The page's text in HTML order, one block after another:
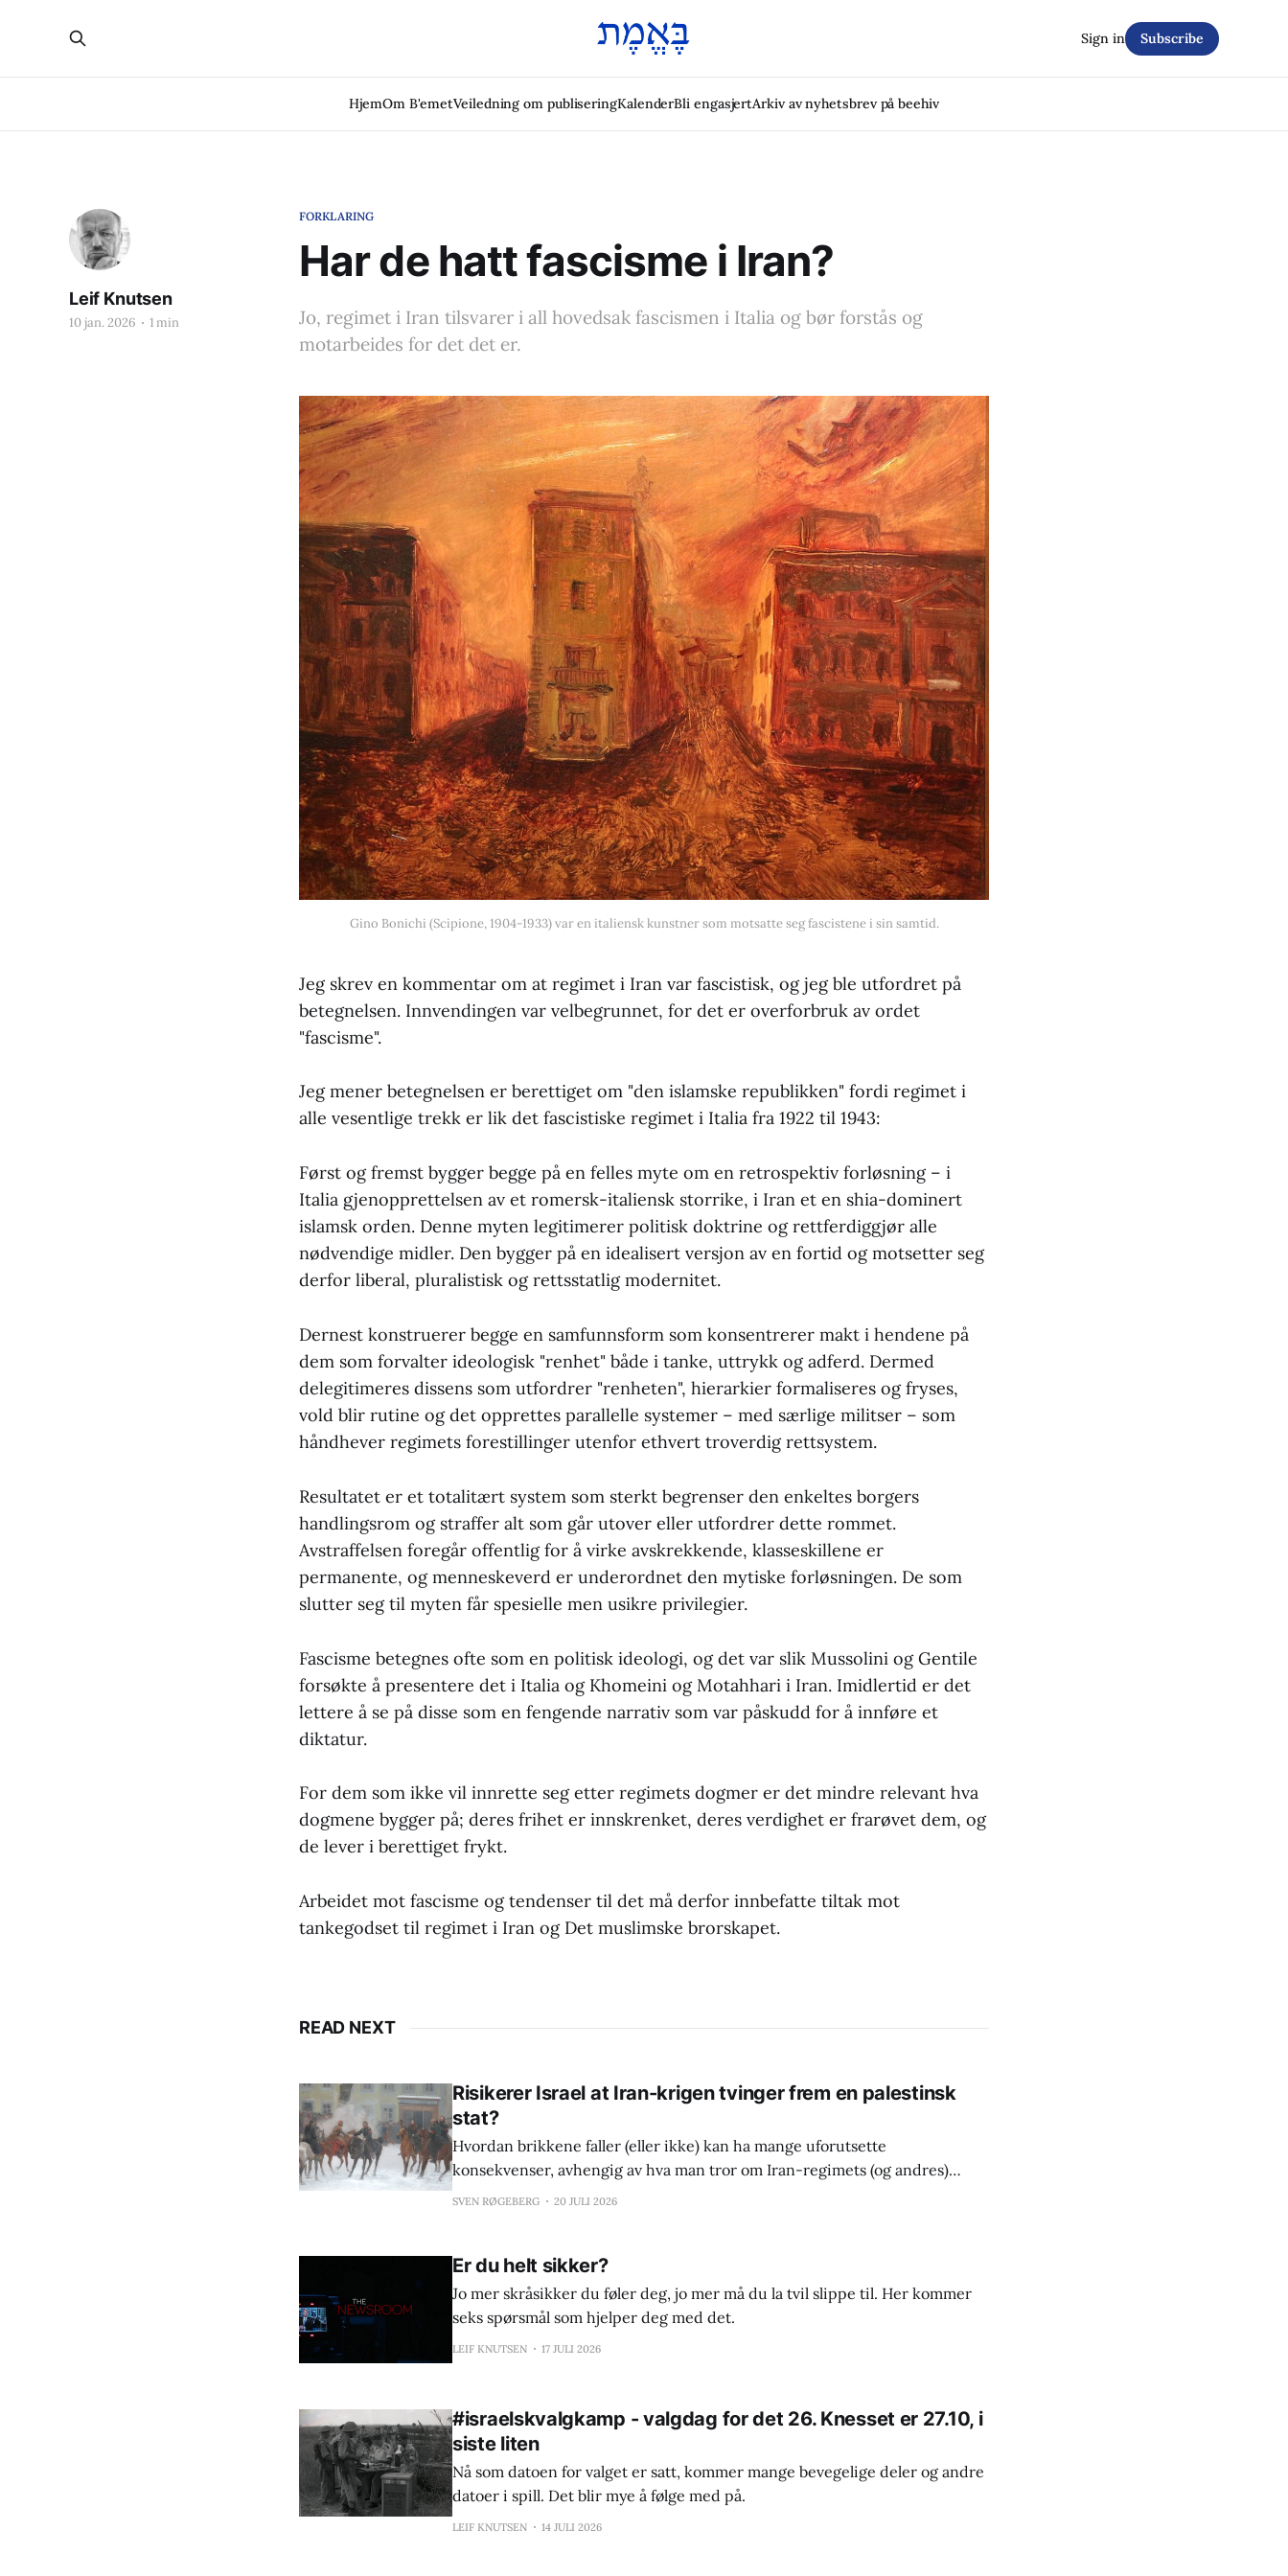
HjemOm B'emetVeiledning om publiseringKalenderBli engasjertArkiv av nyhetsbrev på beehiv
Sign in Subscribe
FORKLARING
Har de hatt fascisme i Iran?
Jo, regimet i Iran tilsvarer i all hovedsak fascismen i Italia og bør forstås og
motarbeides for det det er.
Leif Knutsen
10 jan. 2026 1 min
Gino Bonichi (Scipione, 1904-1933) var en italiensk kunstner som motsatte seg fascistene i sin samtid.
Jeg skrev en kommentar om at regimet i Iran var fascistisk, og jeg ble utfordret på
betegnelsen. Innvendingen var velbegrunnet, for det er overforbruk av ordet
"fascisme".
Jeg mener betegnelsen er berettiget om "den islamske republikken" fordi regimet i
alle vesentlige trekk er lik det fascistiske regimet i Italia fra 1922 til 1943:
Først og fremst bygger begge på en felles myte om en retrospektiv forløsning – i
Italia gjenopprettelsen av et romersk-italiensk storrike, i Iran et en shia-dominert
islamsk orden. Denne myten legitimerer politisk doktrine og rettferdiggjør alle
nødvendige midler. Den bygger på en idealisert versjon av en fortid og motsetter seg
derfor liberal, pluralistisk og rettsstatlig modernitet.
Dernest konstruerer begge en samfunnsform som konsentrerer makt i hendene på
dem som forvalter ideologisk "renhet" både i tanke, uttrykk og adferd. Dermed
delegitimeres dissens som utfordrer "renheten", hierarkier formaliseres og fryses,
vold blir rutine og det opprettes parallelle systemer – med særlige militser – som
håndhever regimets forestillinger utenfor ethvert troverdig rettsystem.
Resultatet er et totalitært system som sterkt begrenser den enkeltes borgers
handlingsrom og straffer alt som går utover eller utfordrer dette rommet.
Avstraffelsen foregår offentlig for å virke avskrekkende, klasseskillene er
permanente, og menneskeverd er underordnet den mytiske forløsningen. De som
slutter seg til myten får spesielle men usikre privilegier.
Fascisme betegnes ofte som en politisk ideologi, og det var slik Mussolini og Gentile
forsøkte å presentere det i Italia og Khomeini og Motahhari i Iran. Imidlertid er det
lettere å se på disse som en fengende narrativ som var påskudd for å innføre et
diktatur.
For dem som ikke vil innrette seg etter regimets dogmer er det mindre relevant hva
dogmene bygger på; deres frihet er innskrenket, deres verdighet er frarøvet dem, og
de lever i berettiget frykt.
Arbeidet mot fascisme og tendenser til det må derfor innbefatte tiltak mot
tankegodset til regimet i Iran og Det muslimske brorskapet.
READ NEXT
Risikerer Israel at Iran-krigen tvinger frem en palestinsk
stat?
Hvordan brikkene faller (eller ikke) kan ha mange uforutsette
konsekvenser, avhengig av hva man tror om Iran-regimets (og andres)
egentlige intensjoner
SVEN RØGEBERG 20 JULI 2026
Er du helt sikker?
Jo mer skråsikker du føler deg, jo mer må du la tvil slippe til. Her kommer
seks spørsmål som hjelper deg med det.
LEIF KNUTSEN 17 JULI 2026
#israelskvalgkamp - valgdag for det 26. Knesset er 27.10, i
siste liten
Nå som datoen for valget er satt, kommer mange bevegelige deler og andre
datoer i spill. Det blir mye å følge med på.
LEIF KNUTSEN 14 JULI 2026